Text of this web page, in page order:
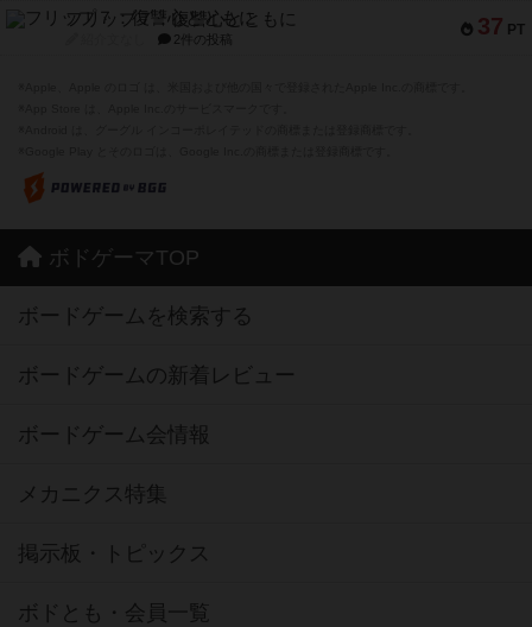
37 PT
フリップ７：復讐心とともに
2件の投稿
ボドゲーマTOP
ボードゲームを検索する
ボードゲームの新着レビュー
ボードゲーム会情報
メカニクス特集
掲示板・トピックス
ボドとも・会員一覧